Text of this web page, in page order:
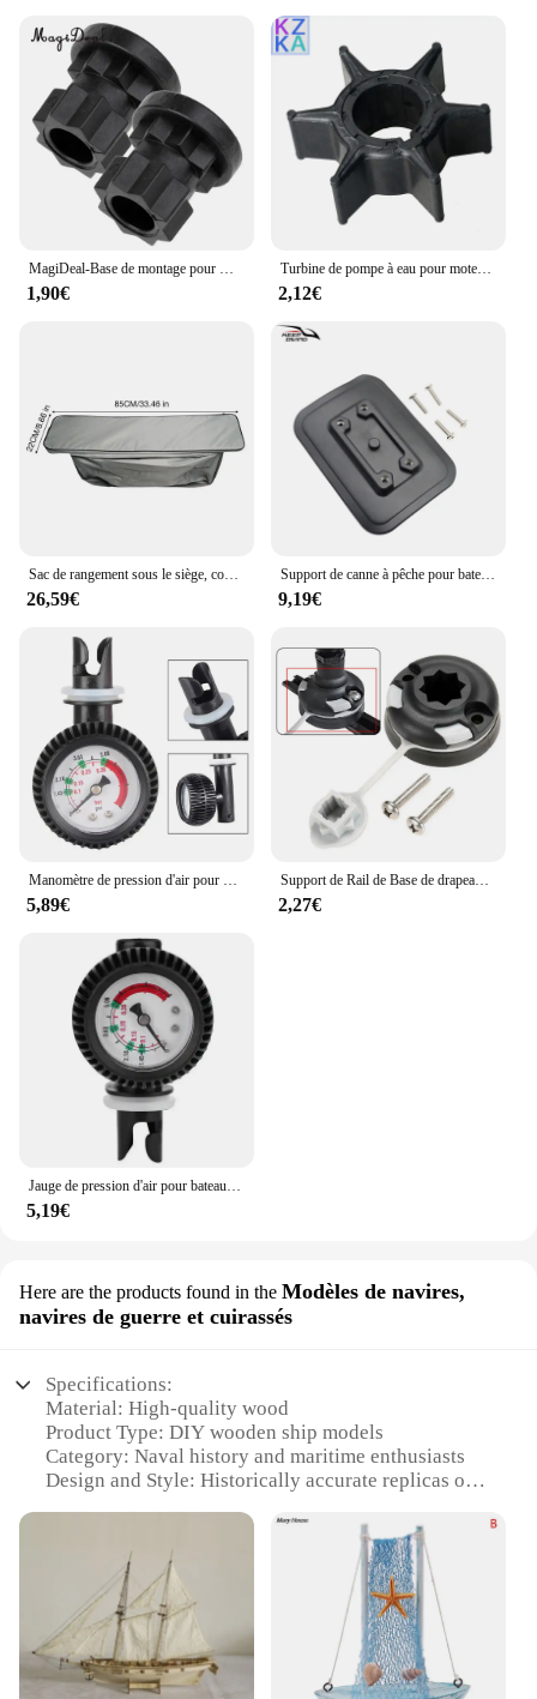
MagiDeal-Base de montage pour Kayak, en Nylon Durable, 1 paire/2 pièces, accessoires de rechange pour bateau, canoë, pêche
1,90€
Turbine de pompe à eau pour moteur hors-bord Yamaha 40 50 60 70HP 6H3-44352-00 697-44352 697-44352-00, pièces de moteur de bateau
2,12€
Sac de rangement sous le siège, coussin de siège de bateau pliable pour bateau de pêche, accessoires de bateau en caoutchouc
26,59€
Support de canne à pêche pour bateau gonflable, 1 pièce, Base fixe, tampon à colle en PVC, accessoire de kayak de pêche en bateau en caoutchouc, fixateur de montage pour détecteur de poisson
9,19€
Manomètre de pression d'air pour bateau de Kayak gonflable, pompe de planche de surf, baromètre de sécurité, manomètre, détecteur de pression d'air, accessoires pour bateaux
5,89€
Support de Rail de Base de drapeau de Kayak, remplacement pour Yacht marin, bateau de pêche, canoë, Base multifonctionnelle, accessoires de Rafting de canoë
2,27€
Jauge de pression d'air pour bateau gonflable, baromètre de sécurité, manomètre, détecteur de pression d'air, accessoires de bateau, pompe de planche de surf, kayak
5,19€
Here are the products found in the Modèles de navires,
navires de guerre et cuirassés
Specifications:
Material: High-quality wood
Product Type: DIY wooden ship models
Category: Naval history and maritime enthusiasts
Design and Style: Historically accurate replicas of
Usage and Purpose: Educational, hobbyist, and
decorative
Typical Adaptive Scenario: Suitable for display in
homes, offices, or museums
Performance and Property: Durable and long-
lasting, with detailed craftsmanship